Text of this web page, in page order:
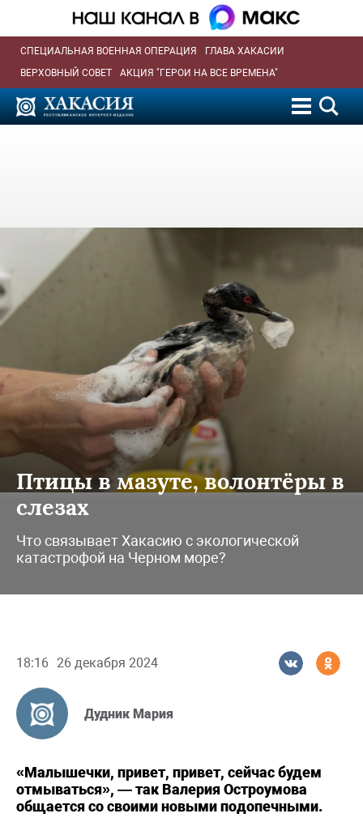
СПЕЦИАЛЬНАЯ ВОЕННАЯ ОПЕРАЦИЯ
ГЛАВА ХАКАСИИ
ВЕРХОВНЫЙ СОВЕТ
АКЦИЯ "ГЕРОИ НА ВСЕ ВРЕМЕНА"
Птицы в мазуте, волонтёры в
слезах
Что связывает Хакасию с экологической
катастрофой на Черном море?
18:16 26 декабря 2024
Дудник Мария
«Малышечки, привет, привет, сейчас будем
отмываться», — так Валерия Остроумова
общается со своими новыми подопечными.